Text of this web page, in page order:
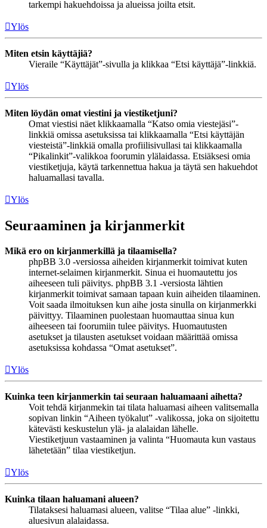
tarkempi hakuehdoissa ja alueissa joilta etsit.
Ylös
Miten etsin käyttäjiä?
Vieraile “Käyttäjät”-sivulla ja klikkaa “Etsi käyttäjä”-linkkiä.
Ylös
Miten löydän omat viestini ja viestiketjuni?
Omat viestisi näet klikkaamalla “Katso omia viestejäsi”-
linkkiä omissa asetuksissa tai klikkaamalla “Etsi käyttäjän
viesteistä”-linkkiä omalla profiilisivullasi tai klikkaamalla
“Pikalinkit”-valikkoa foorumin ylälaidassa. Etsiäksesi omia
viestiketjuja, käytä tarkennettua hakua ja täytä sen hakuehdot
haluamallasi tavalla.
Ylös
Seuraaminen ja kirjanmerkit
Mikä ero on kirjanmerkillä ja tilaamisella?
phpBB 3.0 -versiossa aiheiden kirjanmerkit toimivat kuten
internet-selaimen kirjanmerkit. Sinua ei huomautettu jos
aiheeseen tuli päivitys. phpBB 3.1 -versiosta lähtien
kirjanmerkit toimivat samaan tapaan kuin aiheiden tilaaminen.
Voit saada ilmoituksen kun aihe josta sinulla on kirjanmerkki
päivittyy. Tilaaminen puolestaan huomauttaa sinua kun
aiheeseen tai foorumiin tulee päivitys. Huomautusten
asetukset ja tilausten asetukset voidaan määrittää omissa
asetuksissa kohdassa “Omat asetukset”.
Ylös
Kuinka teen kirjanmerkin tai seuraan haluamaani aihetta?
Voit tehdä kirjanmekin tai tilata haluamasi aiheen valitsemalla
sopivan linkin “Aiheen työkalut” -valikossa, joka on sijoitettu
kätevästi keskustelun ylä- ja alalaidan lähelle.
Viestiketjuun vastaaminen ja valinta “Huomauta kun vastaus
lähetetään” tilaa viestiketjun.
Ylös
Kuinka tilaan haluamani alueen?
Tilataksesi haluamasi alueen, valitse “Tilaa alue” -linkki,
aluesivun alalaidassa.